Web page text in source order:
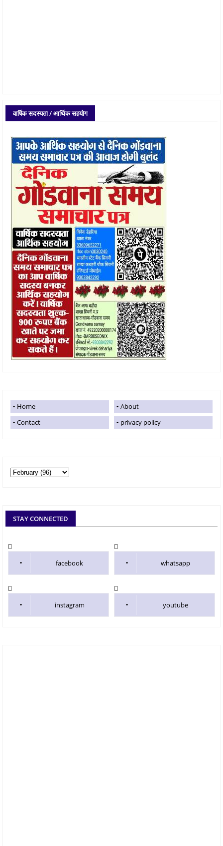
वार्षिक सदस्यता / आर्थिक सहयोग
Home
About
Contact
privacy policy
STAY CONNECTED
facebook whatsapp
instagram youtube